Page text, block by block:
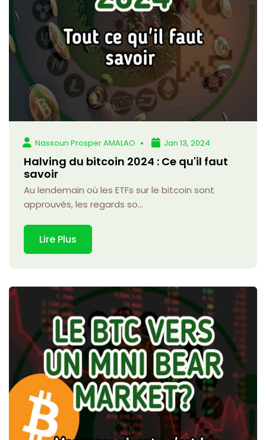
Nassoun Prosper AMALAO Jan 13, 2024
Halving du bitcoin 2024 : Ce qu'il faut
savoir
Au lendemain où les ETFs sur le bitcoin sont
approuvés, les regards so...
Lire Plus